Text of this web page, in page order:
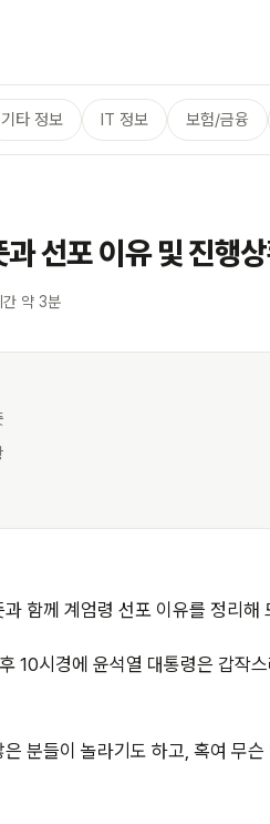
기타 정보 IT 정보 보험/금융
선포 이유 및 진행
간 약 3분
함께 계엄령 선포 이유를 정리해
10시경에 윤석열 대통령은 갑작
분들이 놀라기도 하고, 혹여 무